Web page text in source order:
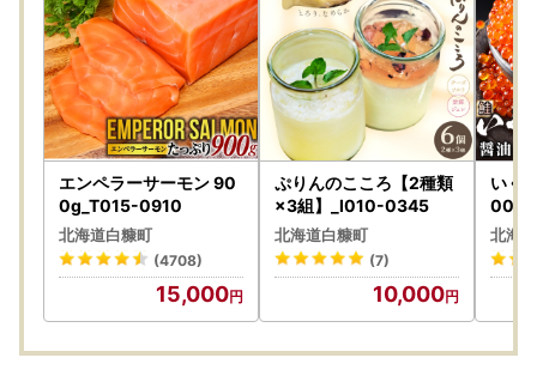
【寄附金受領証明書発行について】
寄附金受領証明書は、お申込後（ご入金確認後）3週間程度
で到着するようにお送りしています。
※1月のご寄附分につきましては、2月に発送いたします。
また、「寄附金受領証明書が届いていない」とのご連絡を多
く受けますが、ワンストップ特例申請書の送付をご希望され
ない方への本町からの寄附金受領証明書は、「圧着ハガキ」
でお送りしております。
今一度ご確認のほどよろしくお願いいたします。
なお、ワンストップ特例申請書の送付をご希望の方には、A
4版の寄附金受領証明書を申請書とともに「封書」でお送り
エンペラーサーモン 90
0g_T015-0910
北海道白糠町
(4708)
15,000
ぷりんのこころ【2種類
×3組】_I010-0345
北海道白糠町
(7)
10,000
いく
北海